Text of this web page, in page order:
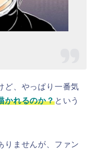
ど、やっぱり一番気
かれるのか？という
りませんが、ファン